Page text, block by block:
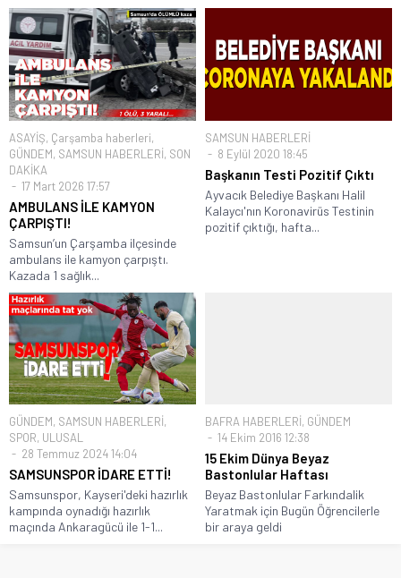
ASAYİŞ, Çarşamba haberleri,
GÜNDEM, SAMSUN HABERLERİ, SON
DAKİKA
17 Mart 2026 17:57
AMBULANS İLE KAMYON
ÇARPIŞTI!
Samsun’un Çarşamba ilçesinde
ambulans ile kamyon çarpıştı.
Kazada 1 sağlık...
SAMSUN HABERLERİ
8 Eylül 2020 18:45
Başkanın Testi Pozitif Çıktı
Ayvacık Belediye Başkanı Halil
Kalaycı'nın Koronavirüs Testinin
pozitif çıktığı, hafta...
GÜNDEM, SAMSUN HABERLERİ,
SPOR, ULUSAL
28 Temmuz 2024 14:04
SAMSUNSPOR İDARE ETTİ!
Samsunspor, Kayseri'deki hazırlık
kampında oynadığı hazırlık
maçında Ankaragücü ile 1-1...
BAFRA HABERLERİ, GÜNDEM
14 Ekim 2016 12:38
15 Ekim Dünya Beyaz
Bastonlular Haftası
Beyaz Bastonlular Farkındalik
Yaratmak için Bugün Öğrencilerle
bir araya geldi